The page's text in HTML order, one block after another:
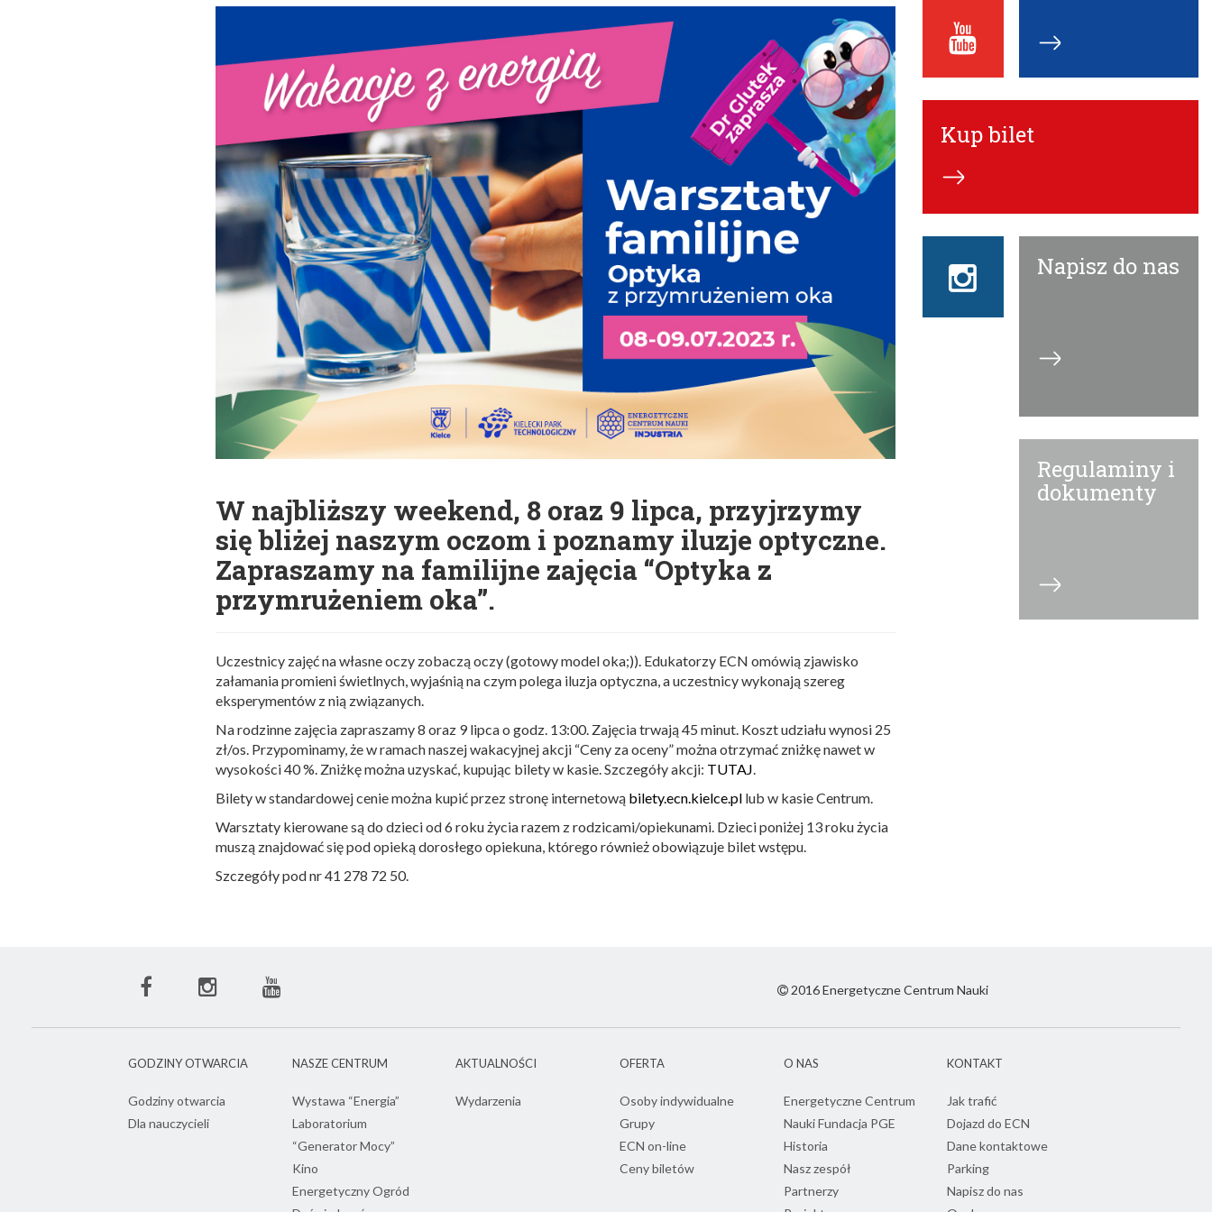
W najbliższy weekend, 8 oraz 9 lipca, przyjrzymy
się bliżej naszym oczom i poznamy iluzje optyczne.
Zapraszamy na familijne zajęcia “Optyka z
przymrużeniem oka”.
Uczestnicy zajęć na własne oczy zobaczą oczy (gotowy model oka;)). Edukatorzy ECN omówią zjawisko
załamania promieni świetlnych, wyjaśnią na czym polega iluzja optyczna, a uczestnicy wykonają szereg
eksperymentów z nią związanych.
Na rodzinne zajęcia zapraszamy 8 oraz 9 lipca o godz. 13:00. Zajęcia trwają 45 minut. Koszt udziału wynosi 25
zł/os. Przypominamy, że w ramach naszej wakacyjnej akcji “Ceny za oceny” można otrzymać zniżkę nawet w
wysokości 40 %. Zniżkę można uzyskać, kupując bilety w kasie. Szczegóły akcji: TUTAJ.
Bilety w standardowej cenie można kupić przez stronę internetową bilety.ecn.kielce.pl lub w kasie Centrum.
Warsztaty kierowane są do dzieci od 6 roku życia razem z rodzicami/opiekunami. Dzieci poniżej 13 roku życia
muszą znajdować się pod opieką dorosłego opiekuna, którego również obowiązuje bilet wstępu.
Szczegóły pod nr 41 278 72 50.
Youtube
ECN
Kup bilet
Instagram
ECN
Napisz do nas
Regulaminy i
dokumenty
Facebook
Instagram
ECN
ECN
2016 Energetyczne Centrum Nauki
GODZINY OTWARCIA
Godziny otwarcia
Dla nauczycieli
NASZE CENTRUM
Wystawa “Energia”
Laboratorium
“Generator Mocy”
Kino
Energetyczny Ogród
AKTUALNOŚCI
Wydarzenia
OFERTA
Osoby indywidualne
Grupy
ECN on-line
Ceny biletów
O NAS
Energetyczne Centrum
Nauki Fundacja PGE
Historia
Nasz zespół
Partnerzy
KONTAKT
Jak trafić
Dojazd do ECN
Dane kontaktowe
Parking
Napisz do nas